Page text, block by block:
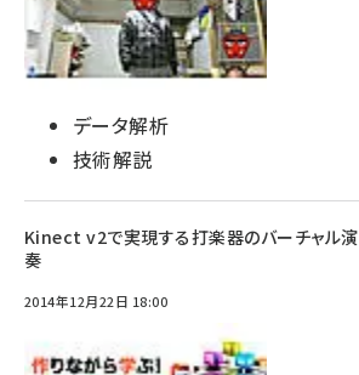
データ解析
技術解説
Kinect v2で実現する打楽器のバーチャル演
奏
2014年12月22日 18:00